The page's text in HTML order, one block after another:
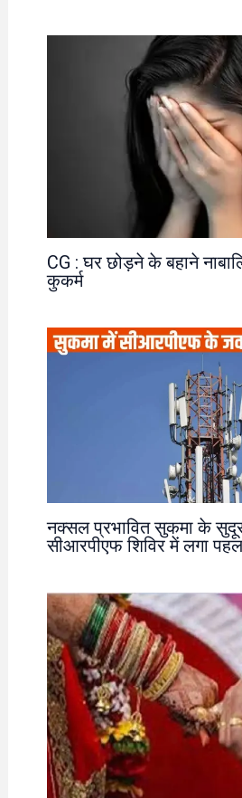
CG : घर छोड़ने के बहाने
कुकर्म
नक्सल प्रभावित सुकमा के
सीआरपीएफ शिविर में लगा